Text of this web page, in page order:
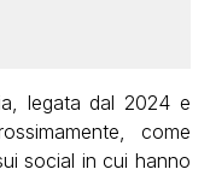
legata dal 2024 e
come
social in cui hanno